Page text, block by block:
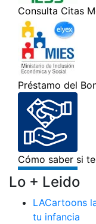
Lo + Leido
LACartoons
tu infancia